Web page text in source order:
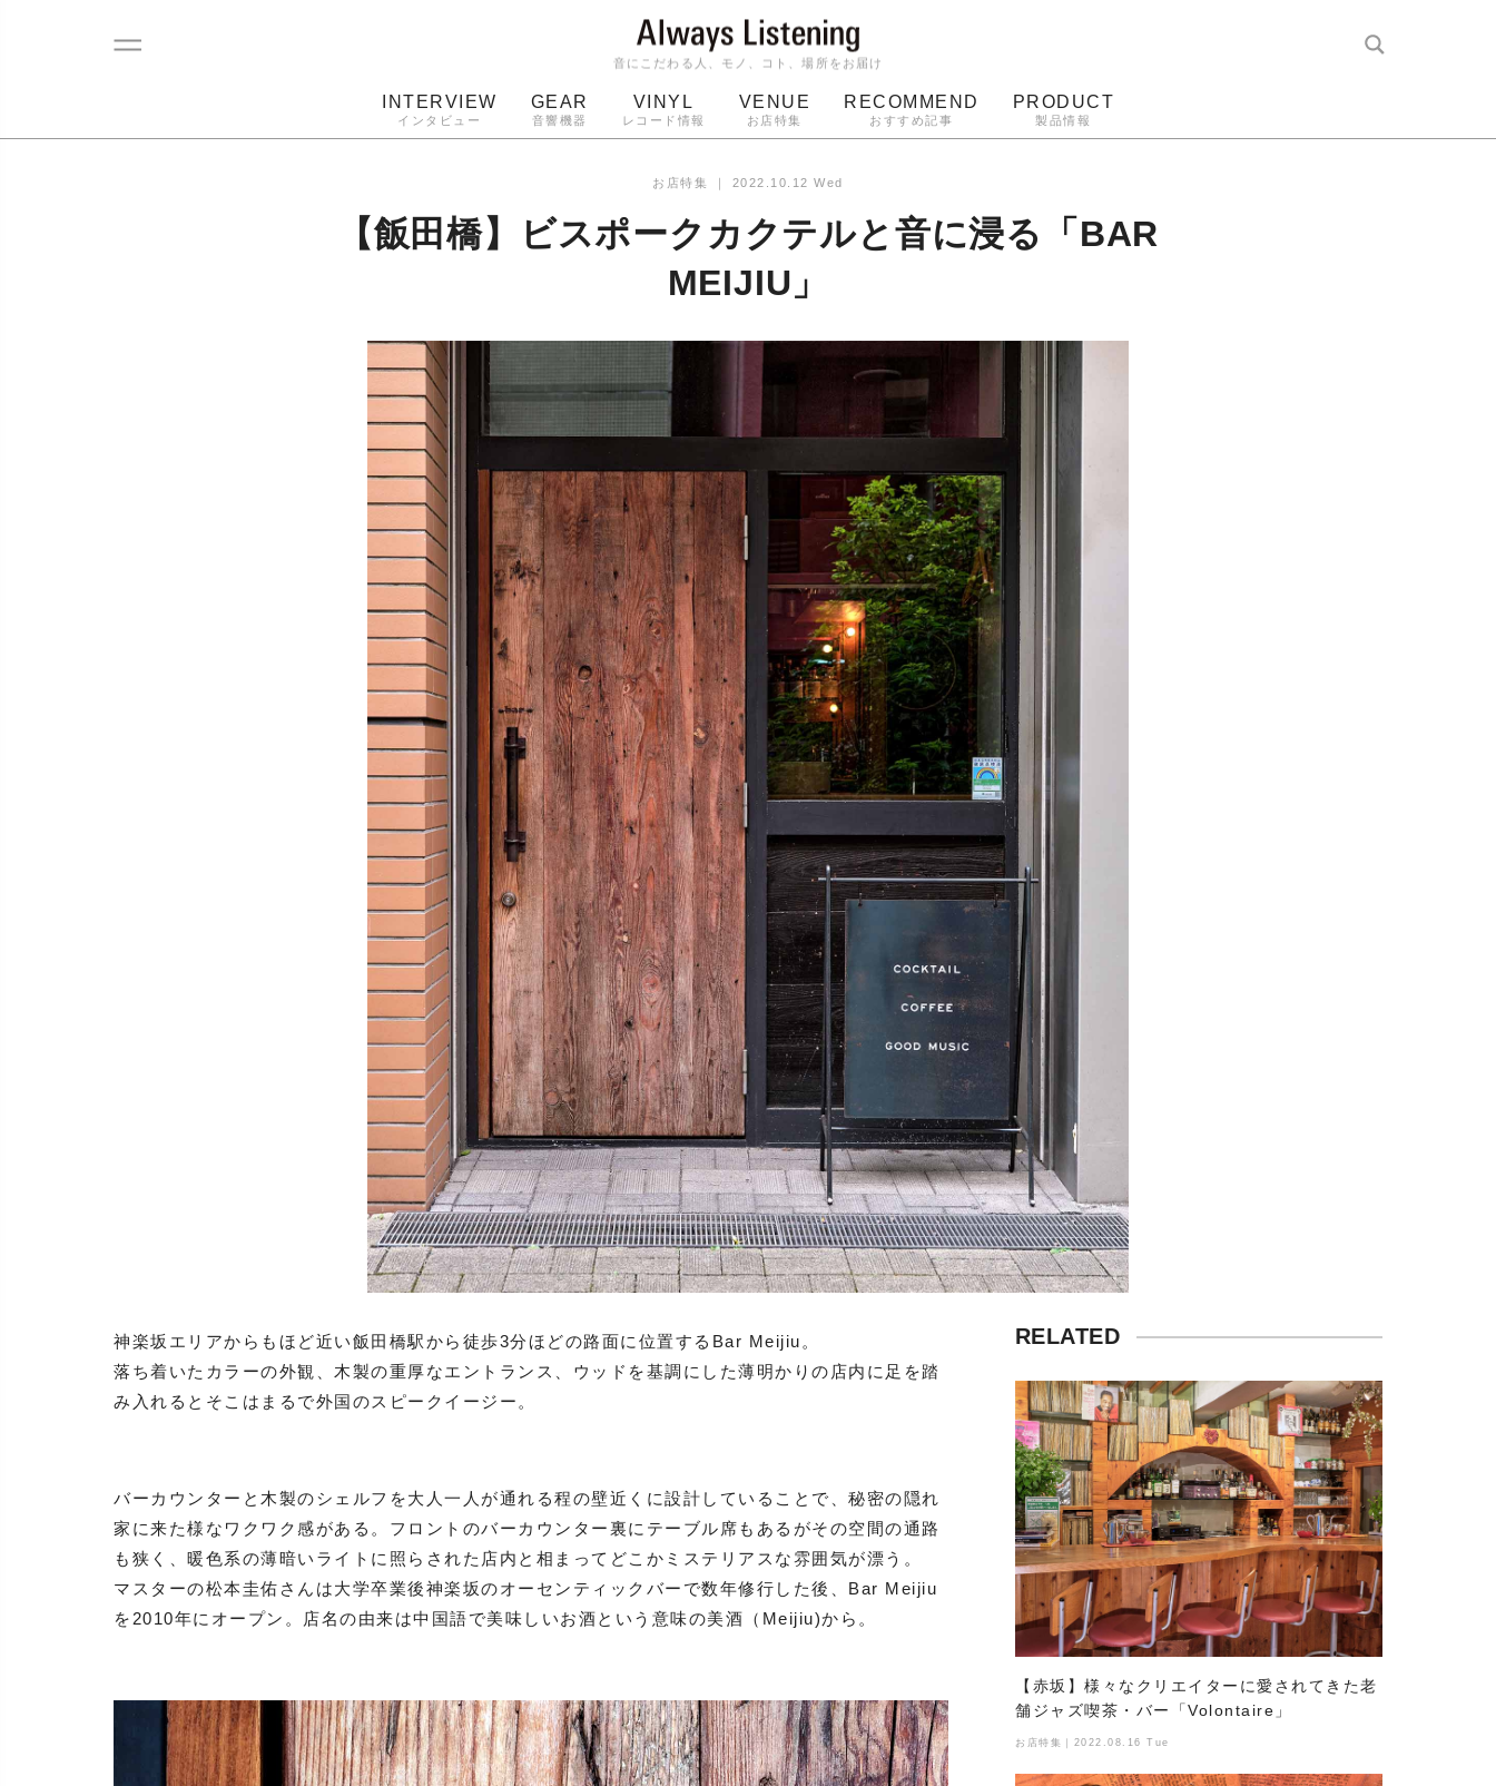
音にこだわる人、モノ、コト、場所をお届け
INTERVIEW
インタビュー
GEAR
音響機器
VINYL
レコード情報
VENUE
お店特集
RECOMMEND
おすすめ記事
PRODUCT
製品情報
ターンテーブル
お店特集 ｜ 2022.10.12 Wed
【飯田橋】ビスポークカクテルと音に浸る「BAR
MEIJIU」
神楽坂エリアからもほど近い飯田橋駅から徒歩3分ほどの路面に位置するBar Meijiu。
落ち着いたカラーの外観、木製の重厚なエントランス、ウッドを基調にした薄明かりの店内に足を踏
み入れるとそこはまるで外国のスピークイージー。
バーカウンターと木製のシェルフを大人一人が通れる程の壁近くに設計していることで、秘密の隠れ
家に来た様なワクワク感がある。フロントのバーカウンター裏にテーブル席もあるがその空間の通路
も狭く、暖色系の薄暗いライトに照らされた店内と相まってどこかミステリアスな雰囲気が漂う。
マスターの松本圭佑さんは大学卒業後神楽坂のオーセンティックバーで数年修行した後、Bar Meijiu
を2010年にオープン。店名の由来は中国語で美味しいお酒という意味の美酒（Meijiu)から。
RELATED
【赤坂】様々なクリエイターに愛されてきた老
舗ジャズ喫茶・バー「Volontaire」
お店特集｜2022.08.16 Tue